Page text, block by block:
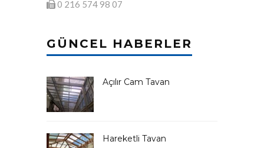
0 216 574 98 07
GÜNCEL HABERLER
Açılır Cam Tavan
Hareketli Tavan